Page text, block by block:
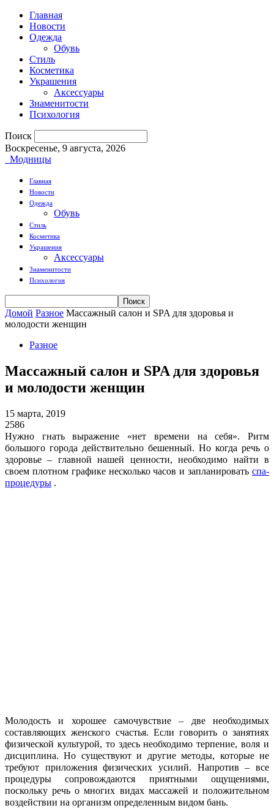
Главная
Новости
Одежда
Обувь
Стиль
Косметика
Украшения
Аксессуары
Знаменитости
Психология
Поиск
Воскресенье, 9 августа, 2026
Модницы
Главная
Новости
Одежда
Обувь
Стиль
Косметика
Украшения
Аксессуары
Знаменитости
Психология
Домой Разное Массажный салон и SPA для здоровья и
молодости женщин
Разное
Массажный салон и SPA для здоровья
и молодости женщин
15 марта, 2019
2586
Нужно гнать выражение «нет времени на себя». Ритм
большого города действительно бешенный. Но когда речь о
здоровье – главной нашей ценности, необходимо найти в
своем плотном графике несколько часов и запланировать спа-
процедуры .
Молодость и хорошее самочувствие – две необходимых
составляющих женского счастья. Если говорить о занятиях
физической культурой, то здесь необходимо терпение, воля и
дисциплина. Но существуют и другие методы, которые не
требуют приложения физических усилий. Напротив – все
процедуры сопровождаются приятными ощущениями,
поскольку речь о многих видах массажей и положительном
воздействии на организм определенным видом бань.